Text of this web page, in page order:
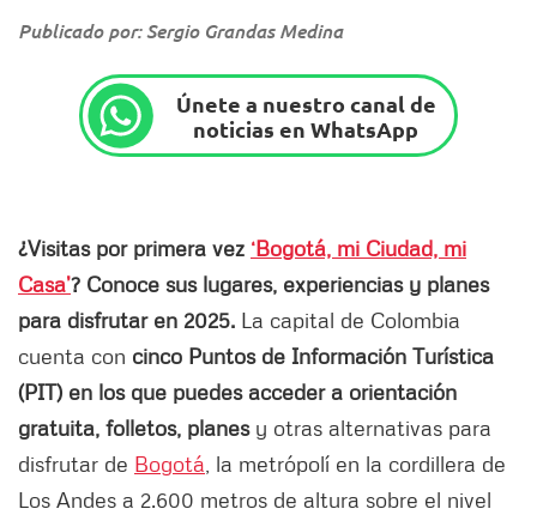
Publicado por: Sergio Grandas Medina
Únete a nuestro canal de
noticias en WhatsApp
¿Visitas por primera vez ‘Bogotá, mi Ciudad, mi
Casa’? Conoce sus lugares, experiencias y planes
para disfrutar en 2025. La capital de Colombia
cuenta con cinco Puntos de Información Turística
(PIT) en los que puedes acceder a orientación
gratuita, folletos, planesy otras alternativas para
disfrutar de Bogotá , la metrópolí en la cordillera de
Los Andes a 2.600 metros de altura sobre el nivel